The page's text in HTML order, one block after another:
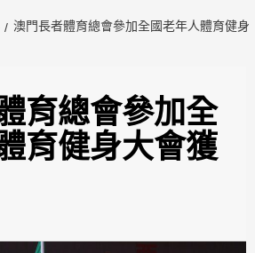
澳門長者體育總會參加全國老年人體育健身
育總會參加全
育健身大會獲